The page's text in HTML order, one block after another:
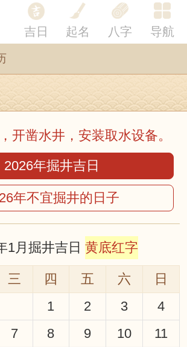
吉日 起名 八字 导航
开凿水井，安装取水设备。
2026年掘井吉日
年不宜掘井的日子
1月掘井吉日 黄底红字
三 四 五 六
日
1
2 3
4
7 8 9 10
11